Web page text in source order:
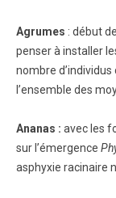
Agrumes : début
penser à installer
nombre
l’ensemble des
Ananas : avec les
sur l’émergence
asphyxie racinaire